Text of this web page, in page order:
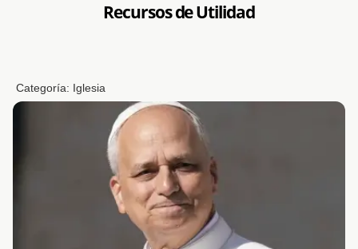
Recursos de Utilidad
Categoría: Iglesia